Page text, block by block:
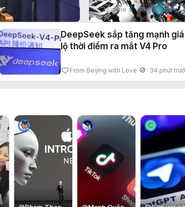
điện Trung Quốc lao
vì lợi nhuận
Sussie ✔ 13 giờ trước
DeepSeek sắp tăng mạnh giá
lộ thời điểm ra mắt V4 Pro
From Beijing with Love ✔ 34 phút
C